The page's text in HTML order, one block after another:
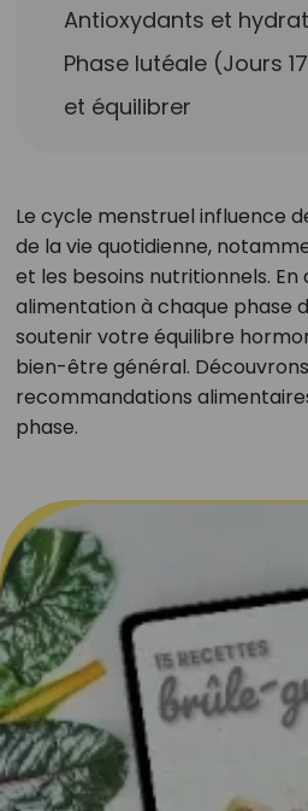
Antioxydants et
Phase lutéale (Jours
et équilibrer
Le cycle menstruel influence
de la vie quotidienne,
et les besoins nutritionnels.
alimentation à chaque phase
soutenir votre équilibre
bien-être général.
recommandations
phase.